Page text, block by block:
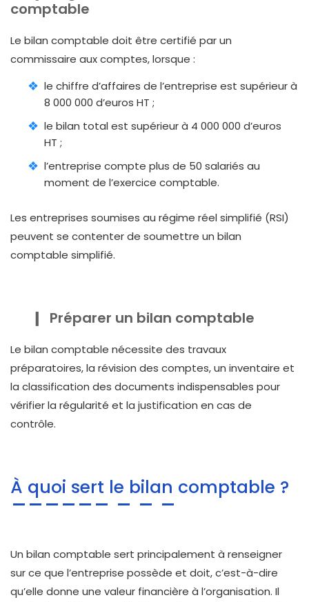
comptable
Le bilan comptable doit être certifié par un
commissaire aux comptes, lorsque :
le chiffre d’affaires de l’entreprise est supérieur à
8 000 000 d’euros HT ;
le bilan total est supérieur à 4 000 000 d’euros
HT ;
l’entreprise compte plus de 50 salariés au
moment de l’exercice comptable.
Les entreprises soumises au régime réel simplifié (RSI)
peuvent se contenter de soumettre un bilan
comptable simplifié.
Préparer un bilan comptable
Le bilan comptable nécessite des travaux
préparatoires, la révision des comptes, un inventaire et
la classification des documents indispensables pour
vérifier la régularité et la justification en cas de
contrôle.
À quoi sert le bilan comptable ?
Un bilan comptable sert principalement à renseigner
sur ce que l’entreprise possède et doit, c’est-à-dire
qu’elle donne une valeur financière à l’organisation. Il